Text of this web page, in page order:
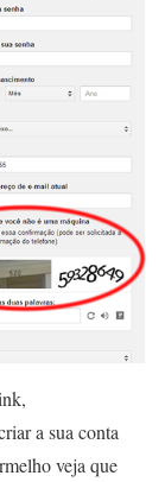
a sua conta
veja que